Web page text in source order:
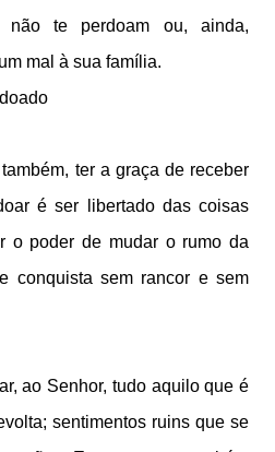
não te perdoam ou, ainda,
mal à sua família.
ter a graça de receber
é ser libertado das coisas
o poder de mudar o rumo da
conquista sem rancor e sem
ao Senhor, tudo aquilo que é
sentimentos ruins que se